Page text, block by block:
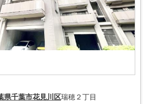
県千葉市花見川区瑞穂２丁目